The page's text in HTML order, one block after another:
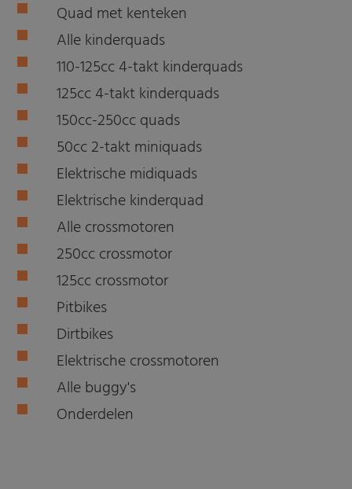
Quad met kenteken
Alle kinderquads
110-125cc 4-takt kinderquads
125cc 4-takt kinderquads
150cc-250cc quads
50cc 2-takt miniquads
Elektrische midiquads
Elektrische kinderquad
Alle crossmotoren
250cc crossmotor
125cc crossmotor
Pitbikes
Dirtbikes
Elektrische crossmotoren
Alle buggy's
Onderdelen